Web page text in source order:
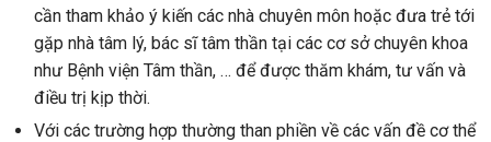
cần tham khảo ý kiến các nhà chuyên môn hoặc đưa trẻ tới
gặp nhà tâm lý, bác sĩ tâm thần tại các cơ sở chuyên khoa
như Bệnh viện Tâm thần, … để được thăm khám, tư vấn và
điều trị kịp thời.
Với các trường hợp thường than phiền về các vấn đề cơ thể